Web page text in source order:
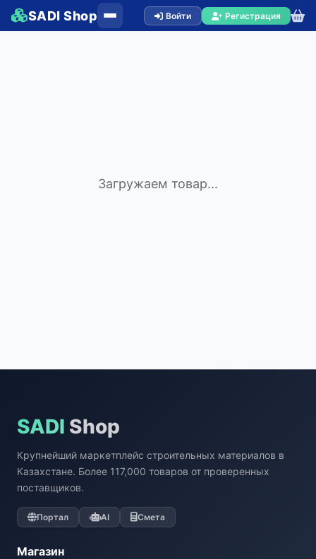
SADI Shop Войти Регистрация
Загружаем товар...
SADI Shop
Крупнейший маркетплейс строительных материалов в
Казахстане. Более 117,000 товаров от проверенных
поставщиков.
Портал AI Смета
Магазин